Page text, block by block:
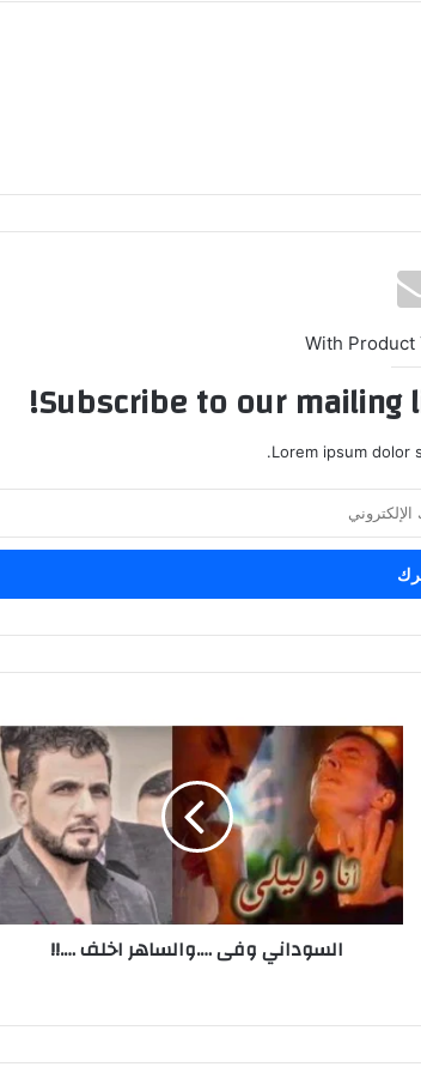
With Product
Subscribe to our
Lorem ipsum dolor
وفى
….والساهر
اخلف
….!!
السوداني وفى ….والساهر اخلف ….!!